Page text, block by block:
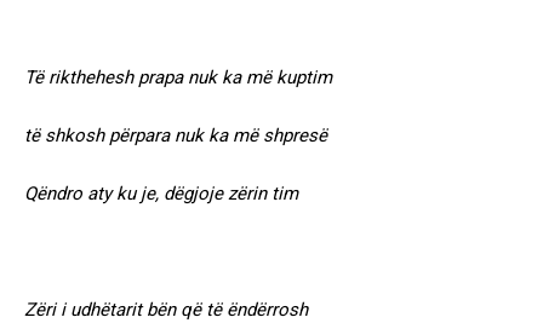
Të rikthehesh prapa nuk ka më kuptim
të shkosh përpara nuk ka më shpresë
Qëndro aty ku je, dëgjoje zërin tim
Zëri i udhëtarit bën që të ëndërrosh